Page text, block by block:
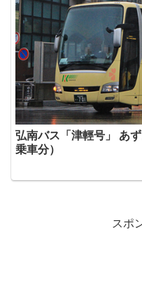
弘南バス「津輕号」 あ
乗車分）
スポ